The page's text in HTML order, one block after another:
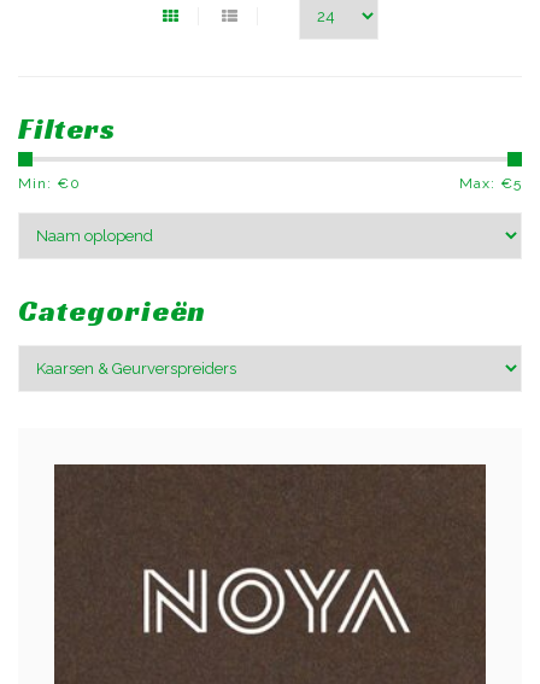
Filters
Min: €0 Max: €5
Categorieën